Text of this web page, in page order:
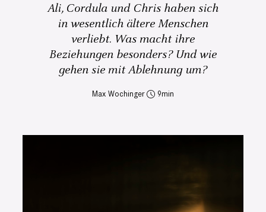
Ali, Cordula und Chris haben sich
in wesentlich ältere Menschen
verliebt. Was macht ihre
Beziehungen besonders? Und wie
gehen sie mit Ablehnung um?
Max Wochinger 9